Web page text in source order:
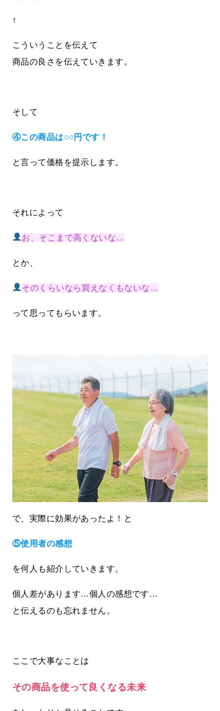
↑
こういうことを伝えて
商品の良さを伝えていきます。
そして
④この商品は○○円です！
と言って価格を提示します。
それによって
お、そこまで高くないな…
とか、
そのくらいなら買えなくもないな…
って思ってもらいます。
で、実際に効果があったよ！と
⑤使用者の感想
を何人も紹介していきます。
個人差があります…個人の感想です…
と伝えるのも忘れません。
ここで大事なことは
その商品を使って良くなる未来